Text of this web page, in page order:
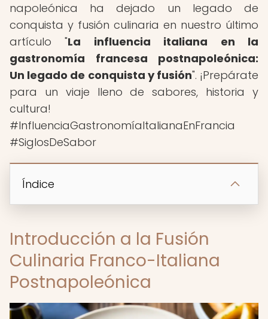
napoleónica ha dejado un legado de
conquista y fusión culinaria en nuestro último
artículo "La influencia italiana en la
gastronomía francesa postnapoleónica:
Un legado de conquista y fusión". ¡Prepárate
para un viaje lleno de sabores, historia y
cultura!
#InfluenciaGastronomíaItalianaEnFrancia
#SiglosDeSabor
Índice
Introducción a la Fusión
Culinaria Franco-Italiana
Postnapoleónica